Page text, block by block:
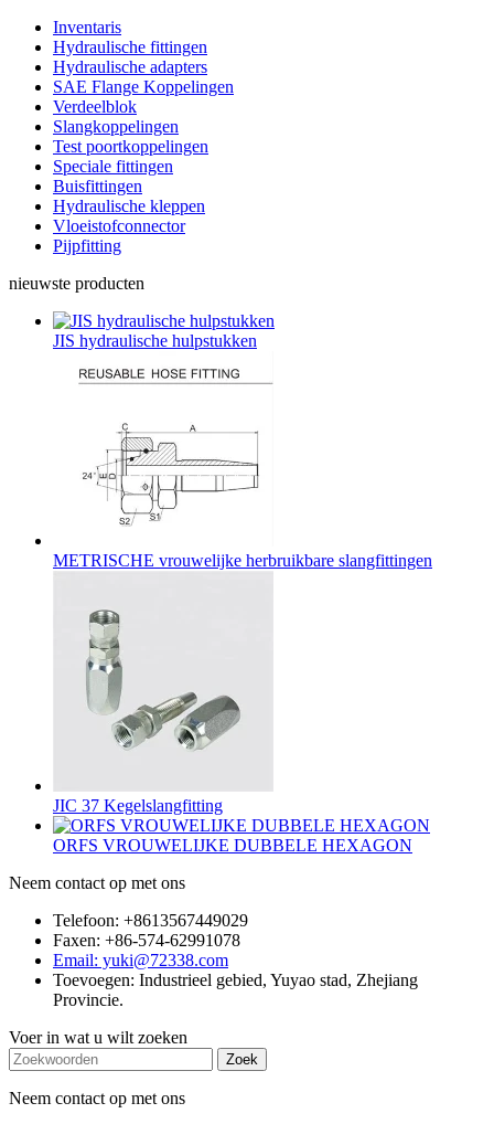
Inventaris
Hydraulische fittingen
Hydraulische adapters
SAE Flange Koppelingen
Verdeelblok
Slangkoppelingen
Test poortkoppelingen
Speciale fittingen
Buisfittingen
Hydraulische kleppen
Vloeistofconnector
Pijpfitting
nieuwste producten
JIS hydraulische hulpstukken
METRISCHE vrouwelijke herbruikbare slangfittingen
JIC 37 Kegelslangfitting
ORFS VROUWELIJKE DUBBELE HEXAGON
Neem contact op met ons
Telefoon: +8613567449029
Faxen: +86-574-62991078
Email: yuki@72338.com
Toevoegen: Industrieel gebied, Yuyao stad, Zhejiang
Provincie.
Voer in wat u wilt zoeken
Neem contact op met ons